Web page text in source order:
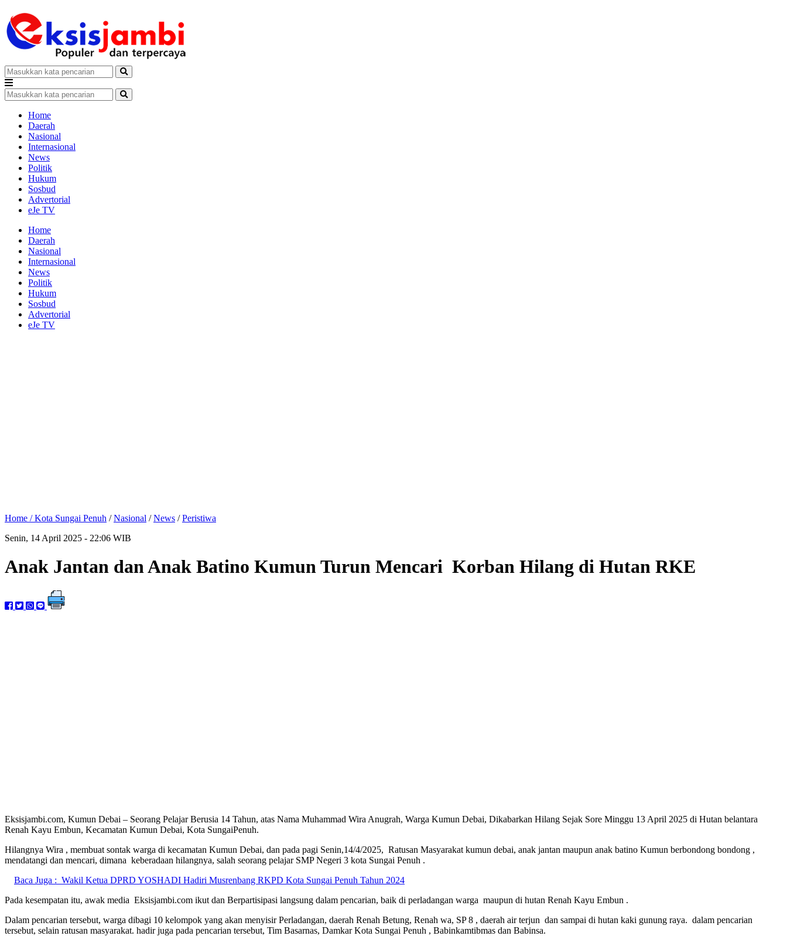
Home
Daerah
Nasional
Internasional
News
Politik
Hukum
Sosbud
Advertorial
eJe TV
Home
Daerah
Nasional
Internasional
News
Politik
Hukum
Sosbud
Advertorial
eJe TV
Home /Kota Sungai Penuh /Nasional /News /Peristiwa
Senin, 14 April 2025 - 22:06 WIB
Anak Jantan dan Anak Batino Kumun Turun Mencari Korban Hilang di Hutan RKE
Eksisjambi.com, Kumun Debai – Seorang Pelajar Berusia 14 Tahun, atas Nama Muhammad Wira Anugrah, Warga Kumun Debai, Dikabarkan Hilang Sejak Sore Minggu 13 April 2025 di Hutan belantara
Renah Kayu Embun, Kecamatan Kumun Debai, Kota SungaiPenuh.
Hilangnya Wira , membuat sontak warga di kecamatan Kumun Debai, dan pada pagi Senin,14/4/2025, Ratusan Masyarakat kumun debai, anak jantan maupun anak batino Kumun berbondong bondong ,
mendatangi dan mencari, dimana keberadaan hilangnya, salah seorang pelajar SMP Negeri 3 kota Sungai Penuh .
Baca Juga : Wakil Ketua DPRD YOSHADI Hadiri Musrenbang RKPD Kota Sungai Penuh Tahun 2024
Pada kesempatan itu, awak media Eksisjambi.com ikut dan Berpartisipasi langsung dalam pencarian, baik di perladangan warga maupun di hutan Renah Kayu Embun .
Dalam pencarian tersebut, warga dibagi 10 kelompok yang akan menyisir Perladangan, daerah Renah Betung, Renah wa, SP 8 , daerah air terjun dan sampai di hutan kaki gunung raya. dalam pencarian
tersebut, selain ratusan masyarakat. hadir juga pada pencarian tersebut, Tim Basarnas, Damkar Kota Sungai Penuh , Babinkamtibmas dan Babinsa.